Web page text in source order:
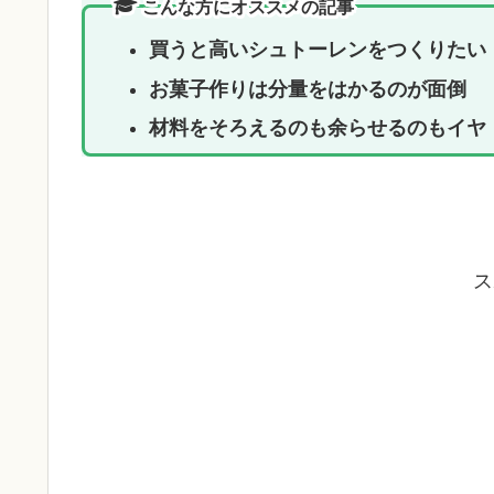
こんな方にオススメの記事
買うと高いシュトーレンをつくりたい
お菓子作りは分量をはかるのが面倒
材料をそろえるのも余らせるのもイヤ